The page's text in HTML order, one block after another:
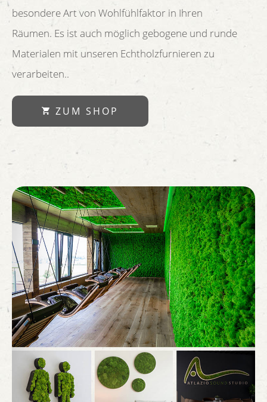
besondere Art von Wohlfühlfaktor in Ihren
Räumen. Es ist auch möglich gebogene und runde
Materialen mit unseren Echtholzfurnieren zu
verarbeiten..
ZUM SHOP